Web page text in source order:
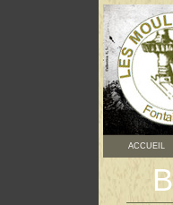
ACCUEIL
B